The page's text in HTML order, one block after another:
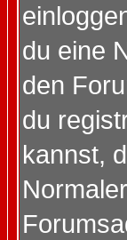
du eine
den
du
kannst,